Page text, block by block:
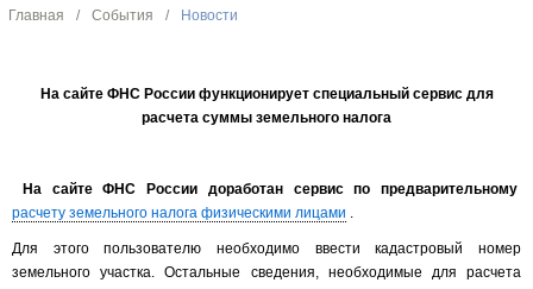
Главная / События / Новости
На сайте ФНС России функционирует специальный сервис для
расчета суммы земельного налога
На сайте ФНС России доработан сервис по предварительному
расчету земельного налога физическими лицами .
Для этого пользователю необходимо ввести кадастровый номер
земельного участка. Остальные сведения, необходимые для расчета